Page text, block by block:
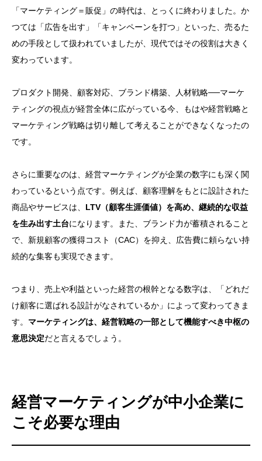
「マーケティング＝販促」の時代は、とっくに終わりました。か
つては「広告を出す」「キャンペーンを打つ」といった、売るた
めの手段として扱われていましたが、現代ではその役割は大きく
変わっています。
プロダクト開発、顧客対応、ブランド構築、人材戦略──マーケ
ティングの視点が経営全体に広がっている今、もはや経営戦略と
マーケティング戦略は切り離して考えることができなくなったの
です。
さらに重要なのは、経営マーケティングが企業の数字にも深く関
わっているという点です。例えば、顧客理解をもとに設計された
商品やサービスは、 LTV（顧客生涯価値）を高め、継続的な収益
を生み出す土台になります。また、ブランド力が蓄積されること
で、新規顧客の獲得コスト（CAC）を抑え、広告費に頼らない持
続的な集客も実現できます。
つまり、売上や利益といった経営の根幹となる数字は、「どれだ
け顧客に選ばれる設計がなされているか」によって変わってきま
す。 マーケティングは、経営戦略の一部として機能すべき中枢の
意思決定だと言えるでしょう。
経営マーケティングが中小企業に
こそ必要な理由